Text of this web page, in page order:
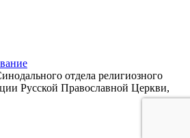
отдела религиозного
Русской Православной Церкви,